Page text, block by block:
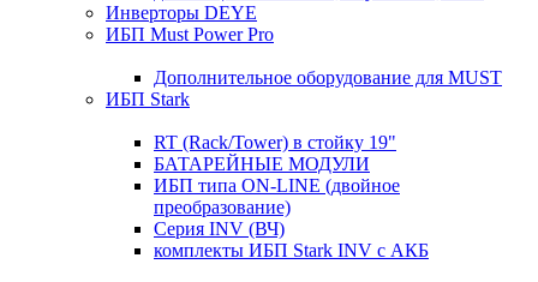
Инверторы DEYE
ИБП Must Power Pro
Дополнительное оборудование для MUST
ИБП Stark
RT (Rack/Tower) в стойку 19"
БАТАРЕЙНЫЕ МОДУЛИ
ИБП типа ON-LINE (двойное
преобразование)
Серия INV (ВЧ)
комплекты ИБП Stark INV с АКБ